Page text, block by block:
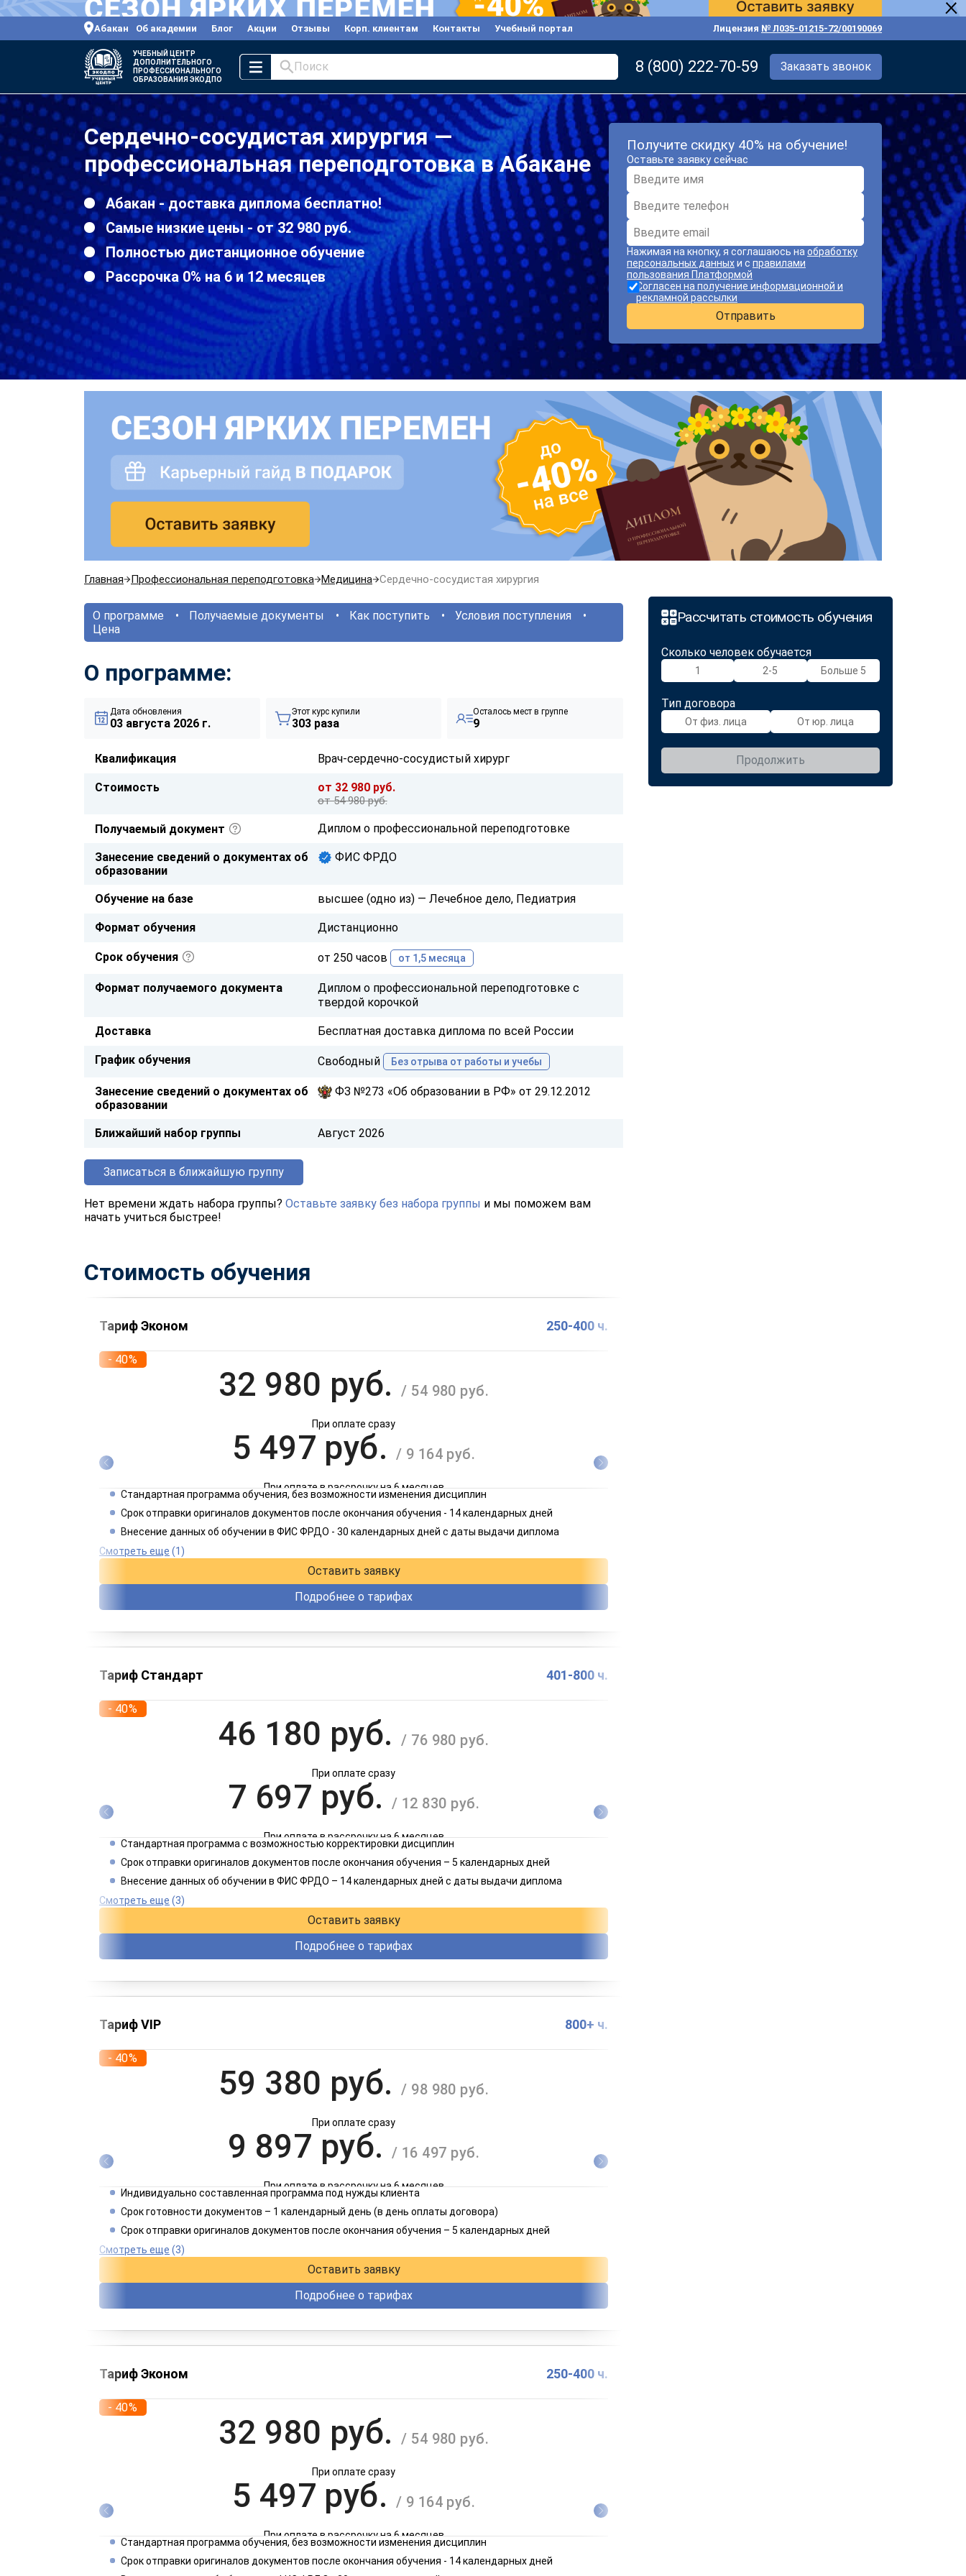
Абакан Об академии Блог Акции Отзывы Корп. клиентам Контакты Учебный портал Лицензия № Л035-01215-72/00190069
УЧЕБНЫЙ ЦЕНТР
ДОПОЛНИТЕЛЬНОГО
ПРОФЕССИОНАЛЬНОГО
ОБРАЗОВАНИЯ ЭКОДПО
Поиск 8 (800) 222-70-59 Заказать звонок
Сердечно-сосудистая хирургия —
профессиональная переподготовка в Абакане
Абакан - доставка диплома бесплатно!
Самые низкие цены - от 32 980 руб.
Полностью дистанционное обучение
Рассрочка 0% на 6 и 12 месяцев
Получите скидку 40% на обучение!
Оставьте заявку сейчас
Нажимая на кнопку, я соглашаюсь на обработку
персональных данныхи с правилами
пользования Платформой
Согласен на получение информационной и
рекламной рассылки
Отправить
Главная Профессиональная переподготовка Медицина Сердечно-сосудистая хирургия
Рассчитать стоимость обучения
Сколько человек обучается
1 2-5 Больше 5
Тип договора
От физ. лица От юр. лица
Продолжить
О программе Получаемые документы Как поступить
Условия поступления
Цена
О программе:
Дата обновления
03 августа 2026 г.
Этот курс купили
303 раза
Осталось мест в группе
9
Квалификация Врач-сердечно-сосудистый хирург
Стоимость от 32 980 руб.
от 54 980 руб.
Получаемый документ Диплом о профессиональной переподготовке
Занесение сведений о документах об
образовании
ФИС ФРДО
Обучение на базе высшее (одно из) — Лечебное дело, Педиатрия
Формат обучения Дистанционно
Срок обучения от 250 часов от 1,5 месяца
Формат получаемого документа
Диплом о профессиональной переподготовке с
твердой корочкой
Доставка Бесплатная доставка диплома по всей России
График обучения Свободный Без отрыва от работы и учебы
Занесение сведений о документах об
образовании
ФЗ №273 «Об образовании в РФ» от 29.12.2012
Ближайший набор группы Август 2026
Записаться в ближайшую группу
Нет времени ждать набора группы? Оставьте заявку без набора группы и мы поможем вам
начать учиться быстрее!
Стоимость обучения
Тариф Эконом 250-400 ч.
- 40%
32 980 руб./ 54 980 руб.
При оплате сразу
5 497 руб. / 9 164 руб.
При оплате в рассрочку на 6 месяцев
2 749 руб./ 4 582 руб.
Стандартная программа обучения, без возможности изменения дисциплин
Срок отправки оригиналов документов после окончания обучения - 14 календарных дней
Внесение данных об обучении в ФИС ФРДО - 30 календарных дней с даты выдачи диплома
Смотреть еще (1)
Оставить заявку
Подробнее о тарифах
Тариф Стандарт 401-800 ч.
- 40%
46 180 руб./ 76 980 руб.
При оплате сразу
7 697 руб./ 12 830 руб.
При оплате в рассрочку на 6 месяцев
3 849 руб./ 6 415 руб.
Стандартная программа с возможностью корректировки дисциплин
Срок отправки оригиналов документов после окончания обучения – 5 календарных дней
Внесение данных об обучении в ФИС ФРДО – 14 календарных дней с даты выдачи диплома
Смотреть еще (3)
Оставить заявку
Подробнее о тарифах
Тариф VIP 800+ ч.
- 40%
59 380 руб./ 98 980 руб.
При оплате сразу
9 897 руб./ 16 497 руб.
При оплате в рассрочку на 6 месяцев
4 949 руб./ 8 249 руб.
Индивидуально составленная программа под нужды клиента
Срок готовности документов – 1 календарный день (в день оплаты договора)
Срок отправки оригиналов документов после окончания обучения – 5 календарных дней
Смотреть еще (3)
Оставить заявку
Подробнее о тарифах
Тариф Эконом 250-400 ч.
- 40%
32 980 руб./ 54 980 руб.
При оплате сразу
5 497 руб. / 9 164 руб.
При оплате в рассрочку на 6 месяцев
2 749 руб./ 4 582 руб.
Стандартная программа обучения, без возможности изменения дисциплин
Срок отправки оригиналов документов после окончания обучения - 14 календарных дней